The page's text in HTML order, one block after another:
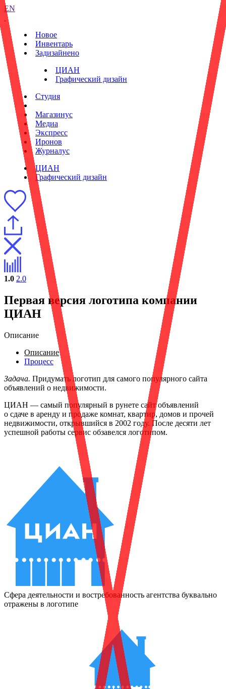
EN
Новое
Инвентарь
Задизайнено
ЦИАН
Графический дизайн
Студия
Магазинус
Медиа
Экспресс
Иронов
Журналус
ЦИАН
Графический дизайн
1.0 2.0
Первая версия логотипа компании
ЦИАН
Описание
Описание
Процесс
Задача. Придумать логотип для самого популярного сайта
объявлений о недвижимости.
ЦИАН — самый популярный в рунете сайт объявлений
о сдаче в аренду и продаже комнат, квартир, домов и прочей
недвижимости, открывшийся в 2002 году. После десяти лет
успешной работы сервис обзавелся логотипом.
Сфера деятельности и востребованность агентства буквально
отражены в логотипе